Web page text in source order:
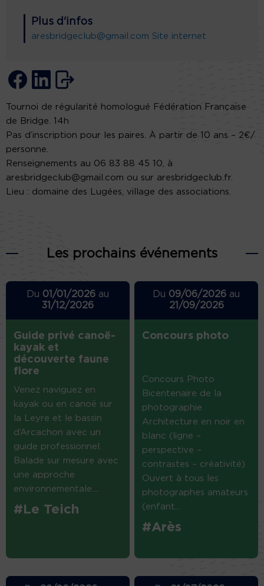
Plus d'infos
aresbridgeclub@gmail.com Site internet
Tournoi de régularité homologué Fédération Française
de Bridge. 14h
Pas d’inscription pour les paires. À partir de 10 ans – 2€/
personne.
Renseignements au 06 83 88 45 10, à
aresbridgeclub@gmail.com ou sur aresbridgeclub.fr.
Lieu : domaine des Lugées, village des associations.
Les prochains événements
Du 01/01/2026au
31/12/2026
Guide privé canoë-
kayak et
découverte faune
flore
Venez naviguez en
kayak ou en canoë sur
la Leyre et le bassin
d’Arcachon avec un
guide professionnel.
Balade sur mesure avec
une approche
environnementale....
#Le Teich
Du 09/06/2026 au
21/09/2026
Concours photo
Concours Photo
Bicentenaire de la
photographie
Architecture en noir en
blanc (ligne –
perspective –
contrastes – créativité)
Ouvert à tous les
photographes amateurs
(enfant...
#Arès